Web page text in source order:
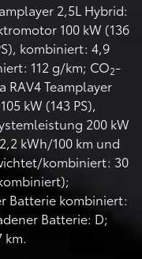
2,5L Hybrid:
100 kW (136
kombiniert: 4,9
112 g/km; CO2-
RAV4 Teamplayer
kW (143 PS),
200 kW
kWh/100 km und
kombiniert: 30
Batterie kombiniert:
Batterie: D;
km.